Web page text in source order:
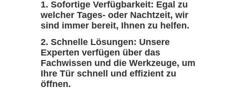
Sofortige Verfügbarkeit: Egal zu
welcher Tages- oder Nachtzeit, wir
sind immer bereit, Ihnen zu helfen.
Schnelle Lösungen: Unsere
Experten verfügen über das
Fachwissen und die Werkzeuge, um
Ihre Tür schnell und effizient zu
öffnen.